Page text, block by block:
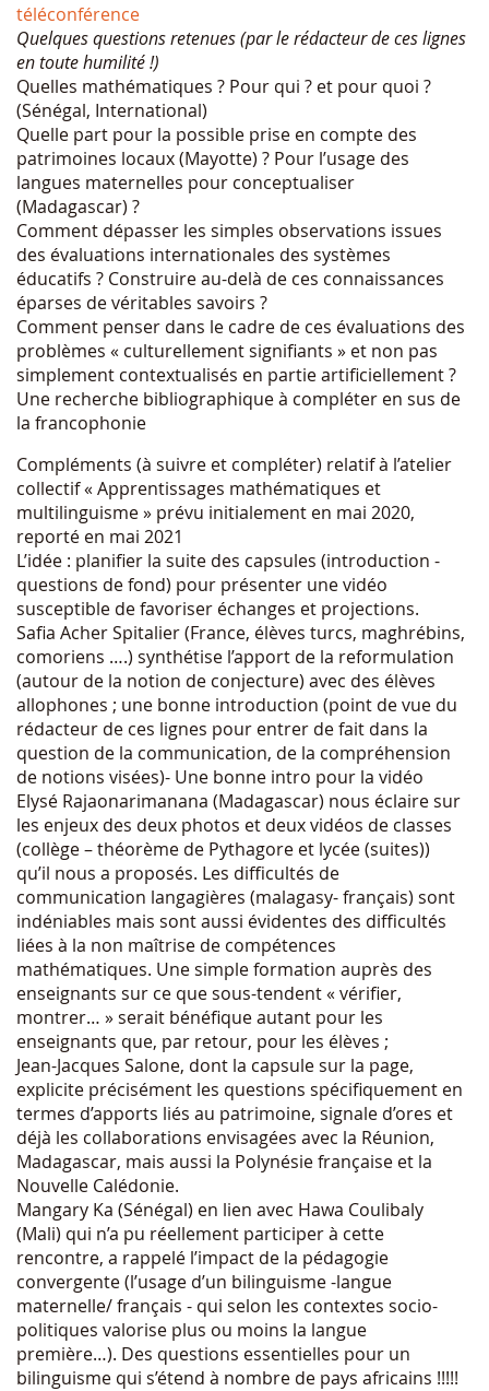
téléconférence
Quelques questions retenues (par le rédacteur de ces lignes
en toute humilité !)
Quelles mathématiques ? Pour qui ? et pour quoi ?
(Sénégal, International)
Quelle part pour la possible prise en compte des
patrimoines locaux (Mayotte) ? Pour l’usage des
langues maternelles pour conceptualiser
(Madagascar) ?
Comment dépasser les simples observations issues
des évaluations internationales des systèmes
éducatifs ? Construire au-delà de ces connaissances
éparses de véritables savoirs ?
Comment penser dans le cadre de ces évaluations des
problèmes « culturellement signifiants » et non pas
simplement contextualisés en partie artificiellement ?
Une recherche bibliographique à compléter en sus de
la francophonie
Compléments (à suivre et compléter) relatif à l’atelier
collectif « Apprentissages mathématiques et
multilinguisme » prévu initialement en mai 2020,
reporté en mai 2021
L’idée : planifier la suite des capsules (introduction -
questions de fond) pour présenter une vidéo
susceptible de favoriser échanges et projections.
Safia Acher Spitalier (France, élèves turcs, maghrébins,
comoriens ….) synthétise l’apport de la reformulation
(autour de la notion de conjecture) avec des élèves
allophones ; une bonne introduction (point de vue du
rédacteur de ces lignes pour entrer de fait dans la
question de la communication, de la compréhension
de notions visées)- Une bonne intro pour la vidéo
Elysé Rajaonarimanana (Madagascar) nous éclaire sur
les enjeux des deux photos et deux vidéos de classes
(collège – théorème de Pythagore et lycée (suites))
qu’il nous a proposés. Les difficultés de
communication langagières (malagasy- français) sont
indéniables mais sont aussi évidentes des difficultés
liées à la non maîtrise de compétences
mathématiques. Une simple formation auprès des
enseignants sur ce que sous-tendent « vérifier,
montrer… » serait bénéfique autant pour les
enseignants que, par retour, pour les élèves ;
Jean-Jacques Salone, dont la capsule sur la page,
explicite précisément les questions spécifiquement en
termes d’apports liés au patrimoine, signale d’ores et
déjà les collaborations envisagées avec la Réunion,
Madagascar, mais aussi la Polynésie française et la
Nouvelle Calédonie.
Mangary Ka (Sénégal) en lien avec Hawa Coulibaly
(Mali) qui n’a pu réellement participer à cette
rencontre, a rappelé l’impact de la pédagogie
convergente (l’usage d’un bilinguisme -langue
maternelle/ français - qui selon les contextes socio-
politiques valorise plus ou moins la langue
première…). Des questions essentielles pour un
bilinguisme qui s’étend à nombre de pays africains !!!!!